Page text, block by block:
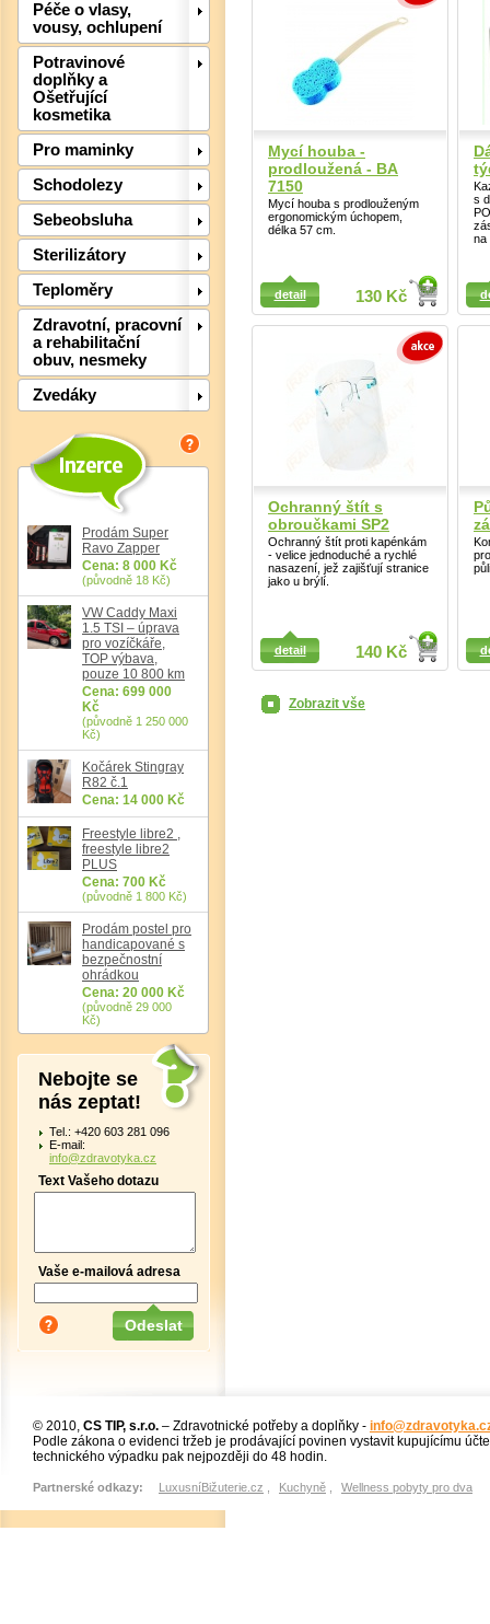
Péče o vlasy,
vousy, ochlupení
Potravinové
doplňky a
Ošetřující
kosmetika
Pro maminky
Schodolezy
Sebeobsluha
Sterilizátory
Teploměry
Zdravotní, pracovní
a rehabilitační
obuv, nesmeky
Zvedáky
Prodám Super
Ravo Zapper
Cena: 8 000 Kč
(původně 18 Kč)
VW Caddy Maxi
1.5 TSI – úprava
pro vozíčkáře,
TOP výbava,
pouze 10 800 km
Cena: 699 000
Kč
(původně 1 250 000
Kč)
Kočárek Stingray
R82 č.1
Cena: 14 000 Kč
Freestyle libre2 ,
freestyle libre2
PLUS
Cena: 700 Kč
(původně 1 800 Kč)
Prodám postel pro
handicapované s
bezpečnostní
ohrádkou
Cena: 20 000 Kč
(původně 29 000
Kč)
Nebojte se
nás zeptat!
Tel.: +420 603 281 096
E-mail:
info@zdravotyka.cz
Text Vašeho dotazu
Vaše e-mailová adresa
Mycí houba -
prodloužená - BA
7150
Mycí houba s prodlouženým
ergonomickým úchopem,
délka 57 cm.
130 Kč
detail
s
na
Detail
Detail
Ochranný štít s
obroučkami SP2
Ochranný štít proti kapénkám
- velice jednoduché a rychlé
nasazení, jež zajišťují stranice
jako u brýlí.
140 Kč
detail
Detail
Detail
Zobrazit vše
© 2010, CS TIP, s.r.o. – Zdravotnické potřeby a doplňky -
Podle zákona o evidenci tržeb je prodávající povinen vystavit kupujícímu
technického výpadku pak nejpozději do 48 hodin.
Partnerské odkazy: LuxusníBižuterie.cz Kuchyně Wellness pobyty pro dva